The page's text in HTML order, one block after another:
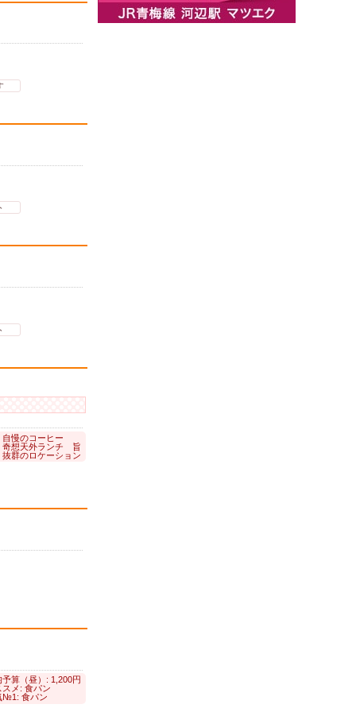
慢のコーヒー
奇想天外ランチ 旨
群のロケーション
予算（昼）: 1,200円
スメ: 食パン
№1: 食パン